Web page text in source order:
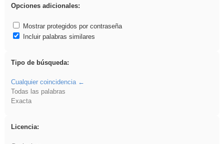
Opciones adicionales:
Mostrar protegidos por contraseña
Incluir palabras similares
Tipo de búsqueda:
Cualquier coincidencia
Todas las palabras
Exacta
Licencia: